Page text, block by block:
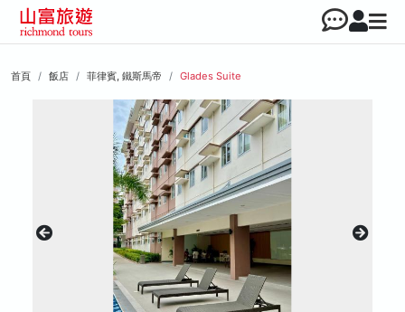
首頁 飯店 菲律賓, 鐵斯馬帝 Glades Suite